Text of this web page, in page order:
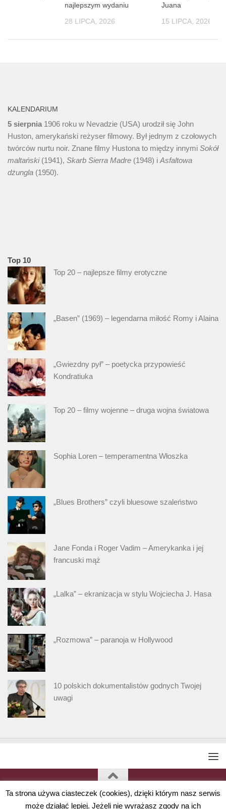
najlepszym wydaniu
28 LIPCA, 2026
Juana
15 LIPCA, 2026
KALENDARIUM
5 sierpnia 1906 roku w Nevadzie (USA) urodził się John
Huston, amerykański reżyser filmowy. Był jednym z czołowych
twórców nurtu noir. Znane filmy Hustona to między innymi Sokół
maltański(1941), Skarb Sierra Madre (1948) i Asfaltowa
dżungla (1950).
Top 10
Top 20 – najlepsze filmy erotyczne
„Basen” (1969) – legendarna miłość Romy i Alaina
„Gwiezdny pył” – poetycka przypowieść
Kondratiuka
Top 20 – filmy wojenne – druga wojna światowa
Sophia Loren – temperamentna Włoszka
„Blues Brothers” czyli bluesowe szaleństwo
Jane Fonda i Roger Vadim – Amerykanka i jej
francuski mąż
„Lalka” – ekranizacja w stylu Wojciecha J. Hasa
„Rozmowa” – paranoja w Hollywood
10 polskich dokumentalistów godnych Twojej
uwagi
Ta strona używa ciasteczek (cookies), dzięki którym nasz serwis
może działać lepiej. Jeżeli nie wyrażasz zgody na ich